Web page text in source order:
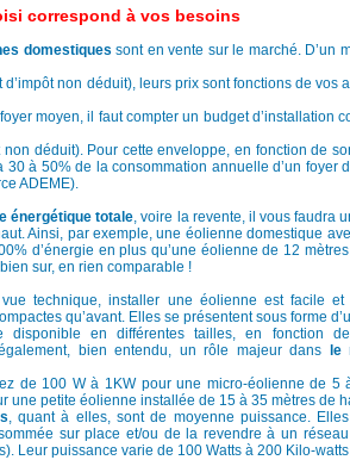
correspond à vos besoins
domestiques sont en vente sur le marché. D’un
non déduit), leurs prix sont fonctions de vos
moyen, il faut compter un budget d’installation
non déduit). Pour cette enveloppe, en fonction de
30 à 50% de la consommation annuelle d’un foyer
ADEME).
énergétique totale, voire la revente, il vous faudra
Ainsi, par exemple, une éolienne domestique
d’énergie en plus qu’une éolienne de 12
sur, en rien comparable !
vue technique, installer une éolienne est facile
qu’avant. Elles se présentent sous forme
disponible en différentes tailles, en fonction
bien entendu, un rôle majeur dans le
de 100 W à 1KW pour une micro-éolienne de 5
une petite éolienne installée de 15 à 35 mètres de
, quant à elles, sont de moyenne puissance.
sur place et/ou de la revendre à un
Leur puissance varie de 100 Watts à 200 Kilo-